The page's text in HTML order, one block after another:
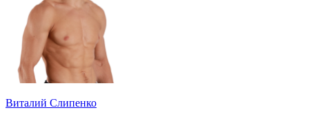
Виталий Слипенко